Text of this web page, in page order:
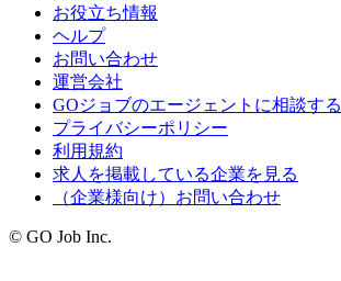
お役立ち情報
ヘルプ
お問い合わせ
運営会社
GOジョブのエージェントに相談する
プライバシーポリシー
利用規約
求人を掲載している企業を見る
（企業様向け）お問い合わせ
© GO Job Inc.